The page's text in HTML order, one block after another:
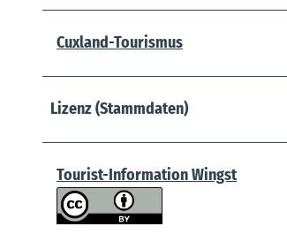
Cuxland-Tourismus
Lizenz (Stammdaten)
Tourist-Information Wingst